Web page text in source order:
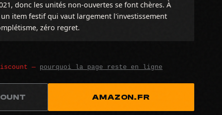
donc les unités non-ouvertes se font chères. À
item festif qui vaut largement l'investissement
zéro regret.
— pourquoi la page reste en ligne
AMAZON.FR